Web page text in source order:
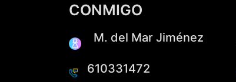
CONMIGO
M. del Mar Jiménez
610331472